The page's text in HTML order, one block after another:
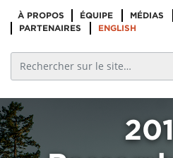
À PROPOS ÉQUIPE MÉDIAS
PARTENAIRES
ENGLISH